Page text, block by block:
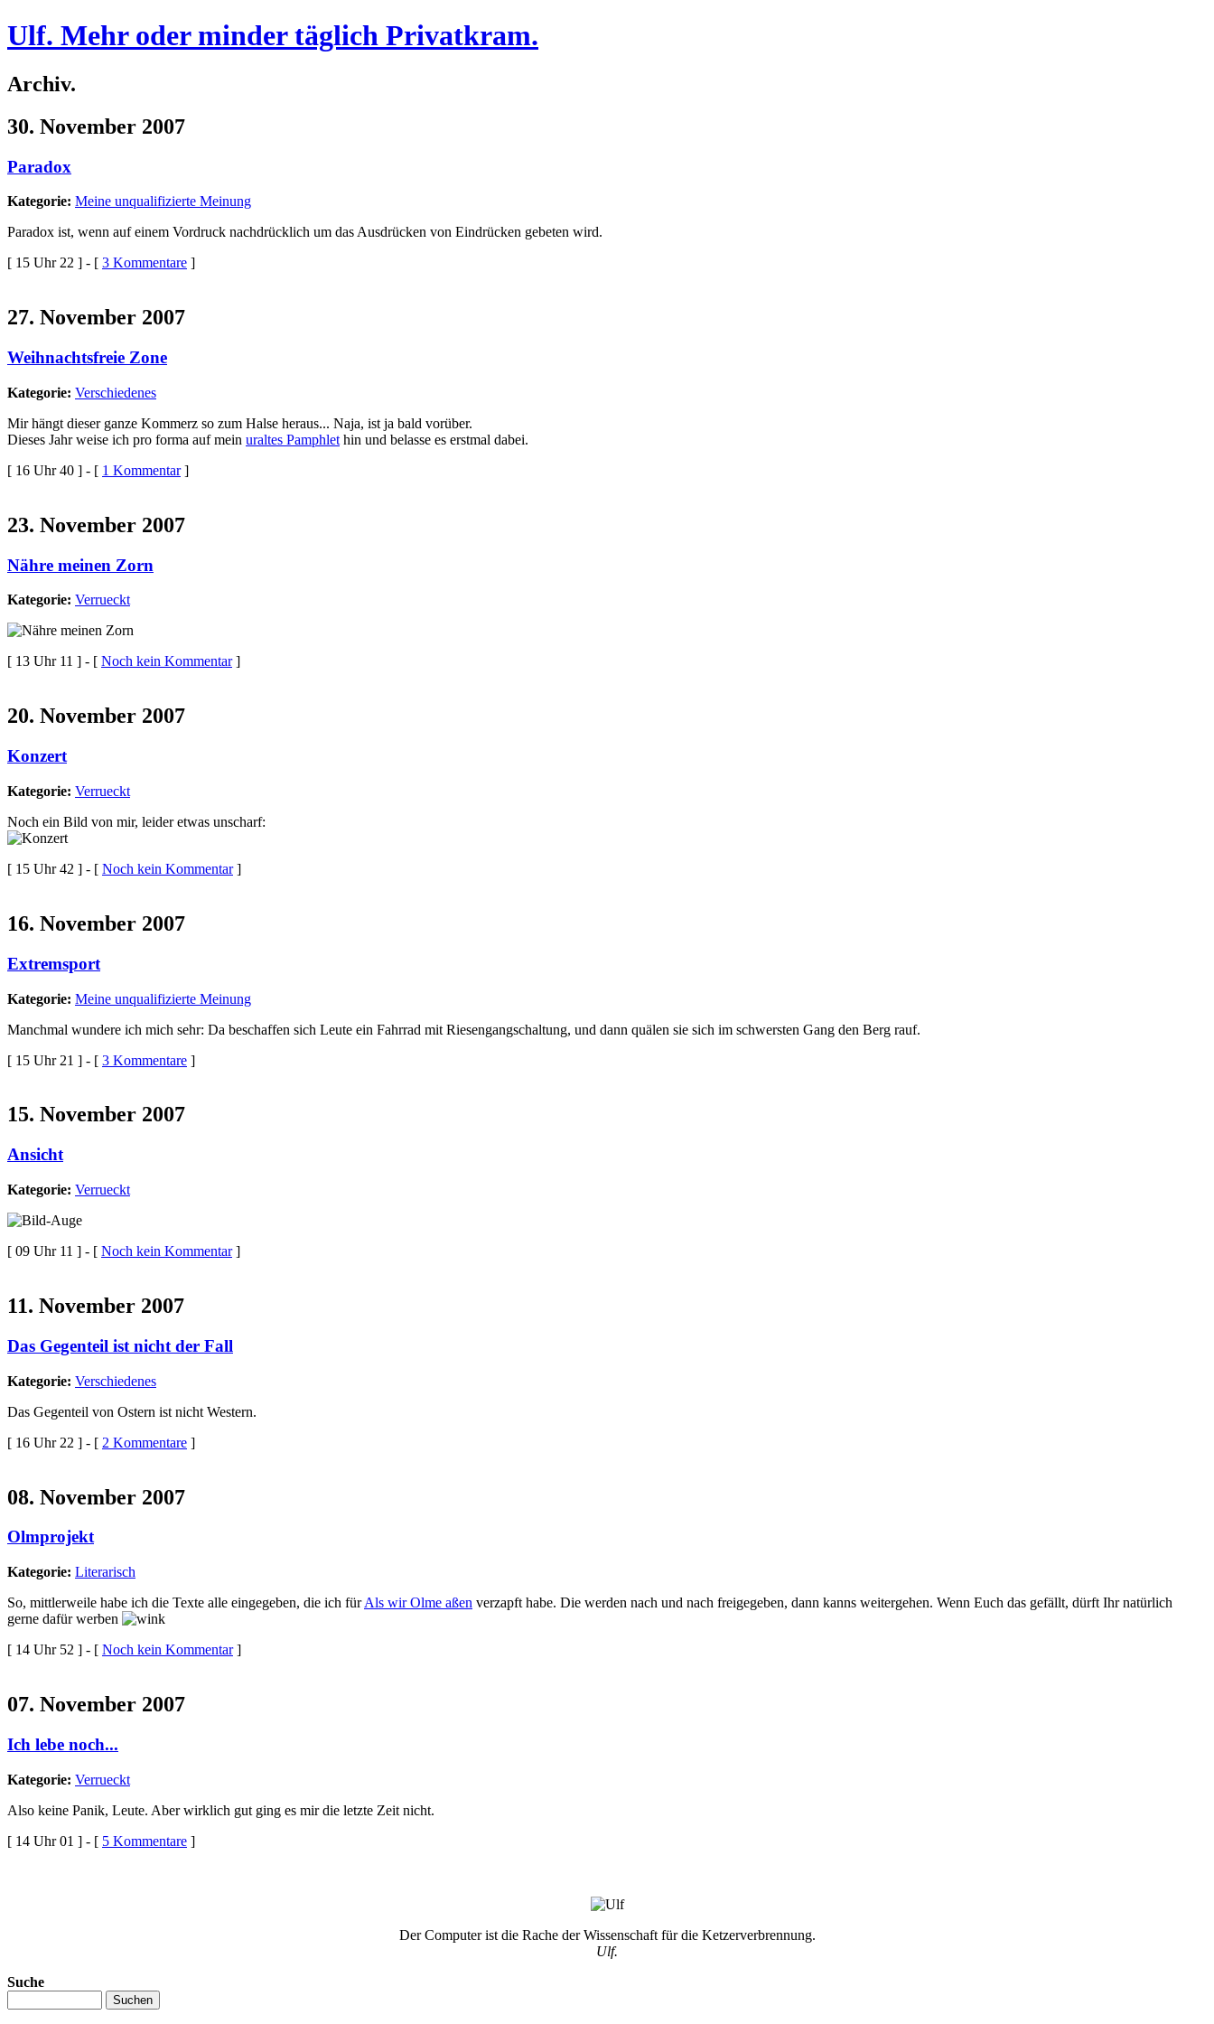
Ulf. Mehr oder minder täglich Privatkram.
Archiv.
30. November 2007
Paradox
Kategorie: Meine unqualifizierte Meinung
Paradox ist, wenn auf einem Vordruck nachdrücklich um das Ausdrücken von Eindrücken gebeten wird.
[ 15 Uhr 22 ] - [ 3 Kommentare ]
27. November 2007
Weihnachtsfreie Zone
Kategorie: Verschiedenes
Mir hängt dieser ganze Kommerz so zum Halse heraus... Naja, ist ja bald vorüber.
Dieses Jahr weise ich pro forma auf mein uraltes Pamphlet hin und belasse es erstmal dabei.
[ 16 Uhr 40 ] - [ 1 Kommentar]
23. November 2007
Nähre meinen Zorn
Kategorie: Verrueckt
[ 13 Uhr 11 ] - [ Noch kein Kommentar]
20. November 2007
Konzert
Kategorie: Verrueckt
Noch ein Bild von mir, leider etwas unscharf:
[ 15 Uhr 42 ] - [ Noch kein Kommentar]
16. November 2007
Extremsport
Kategorie: Meine unqualifizierte Meinung
Manchmal wundere ich mich sehr: Da beschaffen sich Leute ein Fahrrad mit Riesengangschaltung, und dann quälen sie sich im schwersten Gang den Berg rauf.
[ 15 Uhr 21 ] - [ 3 Kommentare ]
15. November 2007
Ansicht
Kategorie: Verrueckt
[ 09 Uhr 11 ] - [ Noch kein Kommentar]
11. November 2007
Das Gegenteil ist nicht der Fall
Kategorie: Verschiedenes
Das Gegenteil von Ostern ist nicht Western.
[ 16 Uhr 22 ] - [ 2 Kommentare ]
08. November 2007
Olmprojekt
Kategorie: Literarisch
So, mittlerweile habe ich die Texte alle eingegeben, die ich fürAls wir Olme aßen verzapft habe. Die werden nach und nach freigegeben, dann kanns weitergehen. Wenn Euch das gefällt, dürft Ihr natürlich
gerne dafür werben
[ 14 Uhr 52 ] - [ Noch kein Kommentar]
07. November 2007
Ich lebe noch...
Kategorie: Verrueckt
Also keine Panik, Leute. Aber wirklich gut ging es mir die letzte Zeit nicht.
[ 14 Uhr 01 ] - [ 5 Kommentare ]
Der Computer ist die Rache der Wissenschaft für die Ketzerverbrennung.
Ulf.
Suche